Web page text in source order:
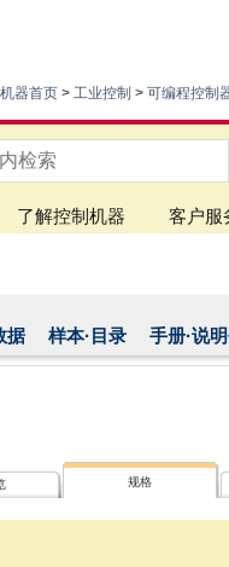
器首页 > 工业控制 > 可编程控制
了解控制机器 客户服
据 样本·目录 手册·说
规格